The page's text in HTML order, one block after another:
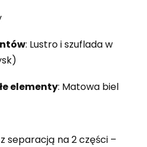
: Lustro i szuflada w
elementy: Matowa biel
separacją na 2 części –